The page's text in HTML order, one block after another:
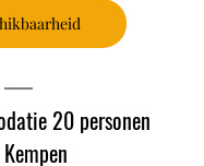
20 personen